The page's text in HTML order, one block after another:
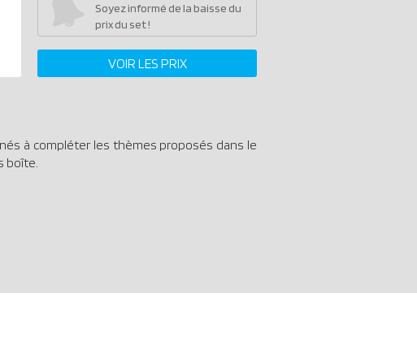
Soyez informé de la baisse du
prix du set !
VOIR LES PRIX
à compléter les thèmes proposés dans le
boîte.